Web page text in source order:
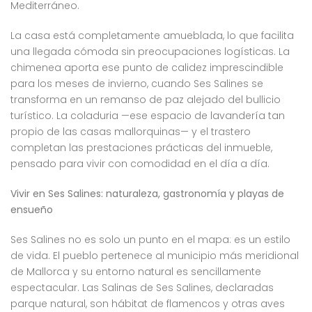
Mediterráneo.
La casa está completamente amueblada, lo que facilita
una llegada cómoda sin preocupaciones logísticas. La
chimenea aporta ese punto de calidez imprescindible
para los meses de invierno, cuando Ses Salines se
transforma en un remanso de paz alejado del bullicio
turístico. La coladuria —ese espacio de lavandería tan
propio de las casas mallorquinas— y el trastero
completan las prestaciones prácticas del inmueble,
pensado para vivir con comodidad en el día a día.
Vivir en Ses Salines: naturaleza, gastronomía y playas de
ensueño
Ses Salines no es solo un punto en el mapa: es un estilo
de vida. El pueblo pertenece al municipio más meridional
de Mallorca y su entorno natural es sencillamente
espectacular. Las Salinas de Ses Salines, declaradas
parque natural, son hábitat de flamencos y otras aves